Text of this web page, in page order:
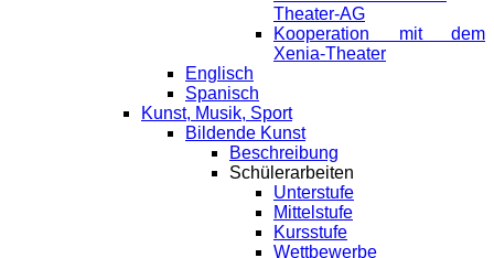
Theater-AG
Kooperation mit dem
Xenia-Theater
Englisch
Spanisch
Kunst, Musik, Sport
Bildende Kunst
Beschreibung
Schülerarbeiten
Unterstufe
Mittelstufe
Kursstufe
Wettbewerbe